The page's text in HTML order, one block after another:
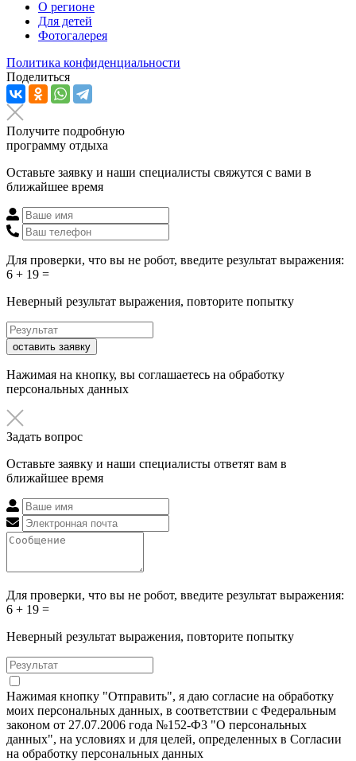
О регионе
Для детей
Фотогалерея
Политика конфиденциальности
Поделиться
Получите подробную
программу отдыха
Оставьте заявку и наши специалисты свяжутся с вами в
ближайшее время
Для проверки, что вы не робот, введите результат выражения:
6 + 19 =
Неверный результат выражения, повторите попытку
оставить заявку
Нажимая на кнопку, вы соглашаетесь на обработку
персональных данных
Задать вопрос
Оставьте заявку и наши специалисты ответят вам в
ближайшее время
Для проверки, что вы не робот, введите результат выражения:
6 + 19 =
Неверный результат выражения, повторите попытку
Нажимая кнопку "Отправить", я даю согласие на обработку
моих персональных данных, в соответствии с Федеральным
законом от 27.07.2006 года №152-Ф3 "О персональных
данных", на условиях и для целей, определенных в Согласии
на обработку персональных данных